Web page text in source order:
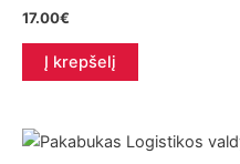
17.00€
Į krepšelį